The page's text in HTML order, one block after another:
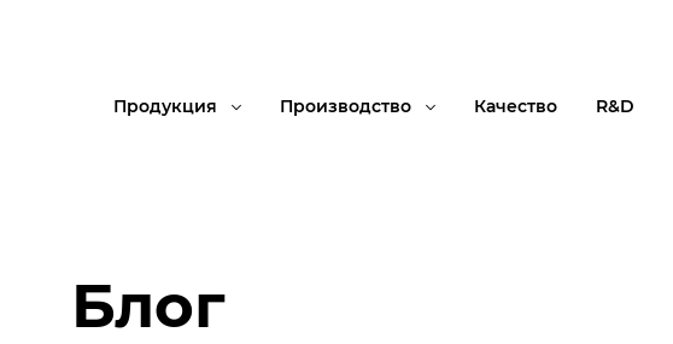
Продукция Производство Качество R&D
Блог